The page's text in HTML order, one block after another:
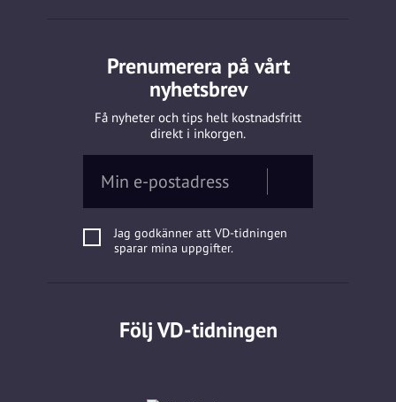
Prenumerera på vårt
nyhetsbrev
Få nyheter och tips helt kostnadsfritt
direkt i inkorgen.
Jag godkänner att VD-tidningen
sparar mina uppgifter.
Följ VD-tidningen